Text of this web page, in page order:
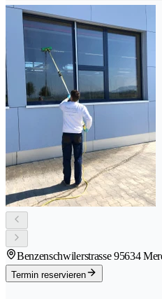
Benzenschwilerstrasse 95634
Termin reservieren